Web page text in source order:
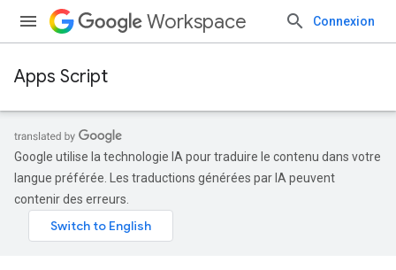
Workspace Connexion
Apps Script
Google utilise la technologie IA pour traduire le contenu dans votre
langue préférée. Les traductions générées par IA peuvent
contenir des erreurs.